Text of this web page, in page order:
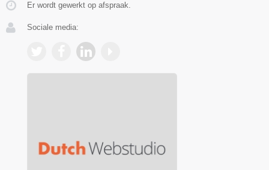
Er wordt gewerkt op afspraak.
Sociale media: